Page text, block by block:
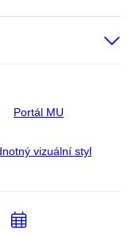
Portál MU
vizuální styl
Přidat